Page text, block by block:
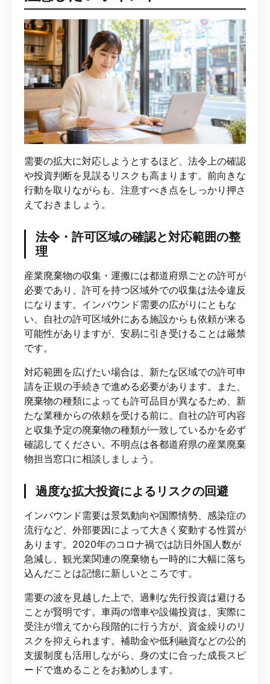
需要の拡大に対応しようとするほど、法令上の確認
や投資判断を見誤るリスクも高まります。前向きな
行動を取りながらも、注意すべき点をしっかり押さ
えておきましょう。
法令・許可区域の確認と対応範囲の整
理
産業廃棄物の収集・運搬には都道府県ごとの許可が
必要であり、許可を持つ区域外での収集は法令違反
になります。インバウンド需要の広がりにともな
い、自社の許可区域外にある施設からも依頼が来る
可能性がありますが、安易に引き受けることは厳禁
です。
対応範囲を広げたい場合は、新たな区域での許可申
請を正規の手続きで進める必要があります。また、
廃棄物の種類によっても許可品目が異なるため、新
たな業種からの依頼を受ける前に、自社の許可内容
と収集予定の廃棄物の種類が一致しているかを必ず
確認してください。不明点は各都道府県の産業廃棄
物担当窓口に相談しましょう。
過度な拡大投資によるリスクの回避
インバウンド需要は景気動向や国際情勢、感染症の
流行など、外部要因によって大きく変動する性質が
あります。2020年のコロナ禍では訪日外国人数が
急減し、観光業関連の廃棄物も一時的に大幅に落ち
込んだことは記憶に新しいところです。
需要の波を見越した上で、過剰な先行投資は避ける
ことが賢明です。車両の増車や設備投資は、実際に
受注が増えてから段階的に行う方が、資金繰りのリ
スクを抑えられます。補助金や低利融資などの公的
支援制度も活用しながら、身の丈に合った成長スピ
ードで進めることをお勧めします。